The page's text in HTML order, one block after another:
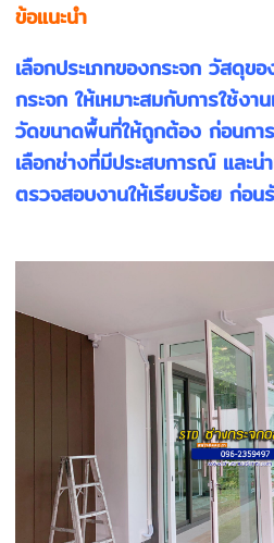
ข้อแนะนำ
เลือกประเภทของกระจก วัสดุข
กระจก ให้เหมาะสมกับการใช้งา
วัดขนาดพื้นที่ให้ถูกต้อง ก่อนกา
เลือกช่างที่มีประสบการณ์ และน่
ตรวจสอบงานให้เรียบร้อย ก่อน